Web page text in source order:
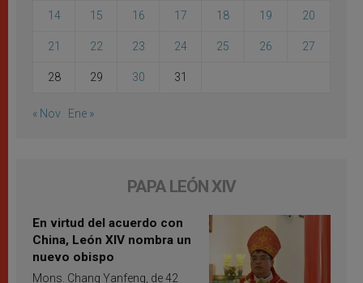
14 15 16 17 18 19 20
21 22 23 24 25 26 27
28 29 30 31
« Nov Ene »
PAPA LEÓN XIV
En virtud del acuerdo con
China, León XIV nombra un
nuevo obispo
Mons. Chang Yanfeng, de 42